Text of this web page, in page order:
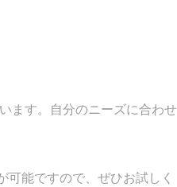
ます。自分のニーズに合わせ
能ですので、ぜひお試しく